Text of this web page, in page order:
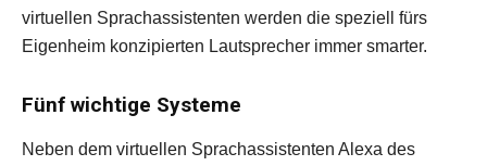
virtuellen Sprachassistenten werden die speziell fürs
Eigenheim konzipierten Lautsprecher immer smarter.
Fünf wichtige Systeme
Neben dem virtuellen Sprachassistenten Alexa des